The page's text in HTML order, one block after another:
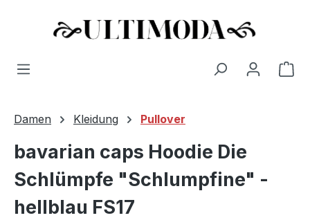
Zum Hauptinhalt springen
Damen Kleidung Pullover
bavarian caps Hoodie Die
Schlümpfe "Schlumpfine" -
hellblau FS17